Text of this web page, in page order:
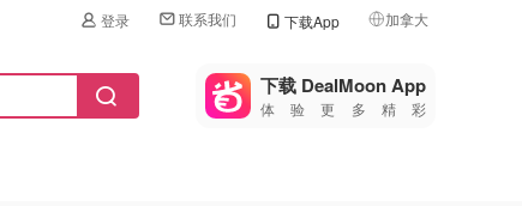
登录 联系我们 下载App 加拿大
🇺🇸
美国
🇨🇳中国
下载 DealMoon App
体验更多精彩